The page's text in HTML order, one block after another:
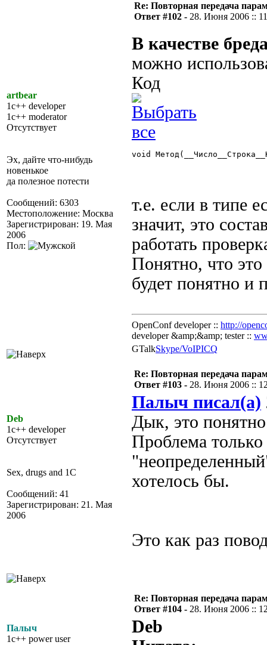
artbear
1c++ developer
1c++ moderator
Отсутствует
Эх, дайте что-нибудь
новенькое
да полезное потести
Сообщений: 6303
Местоположение: Москва
Зарегистрирован: 19. Мая
2006
Пол:
Re: Повторная передача
Ответ #102 - 28. Июня 2006 ::
В качестве
можно
Код
void
т.е. если в типе
значит, это
работать
Понятно, что
будет понятно и
OpenConf developer :: http://
developer &amp;&amp; tester ::
GTalkSkype/VoIPICQ
Deb
1c++ developer
Отсутствует
Sex, drugs and 1C
Сообщений: 41
Зарегистрирован: 21. Мая
2006
Re: Повторная передача
Ответ #103 - 28. Июня 2006 ::
Палыч писал(а)
Дык, это
Проблема только
хотелось бы.
Это как раз
Палыч
1c++ power user
Re: Повторная передача
Ответ #104 - 28. Июня 2006 ::
Deb